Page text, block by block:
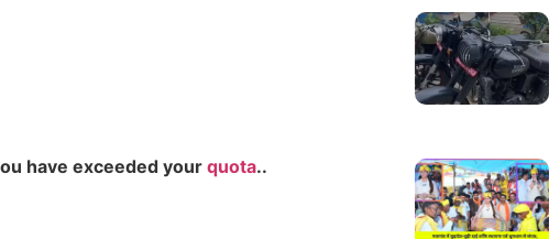
have exceeded your quota..